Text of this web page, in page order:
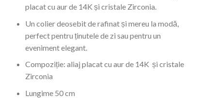
placat cu aur de 14K și cristale Zirconia.
Un colier deosebit de rafinat și mereu la modă,
perfect pentru ținutele de zi sau pentru un
eveniment elegant.
Compoziție: aliaj placat cu aur de 14K și cristale
Zirconia
Lungime 50 cm